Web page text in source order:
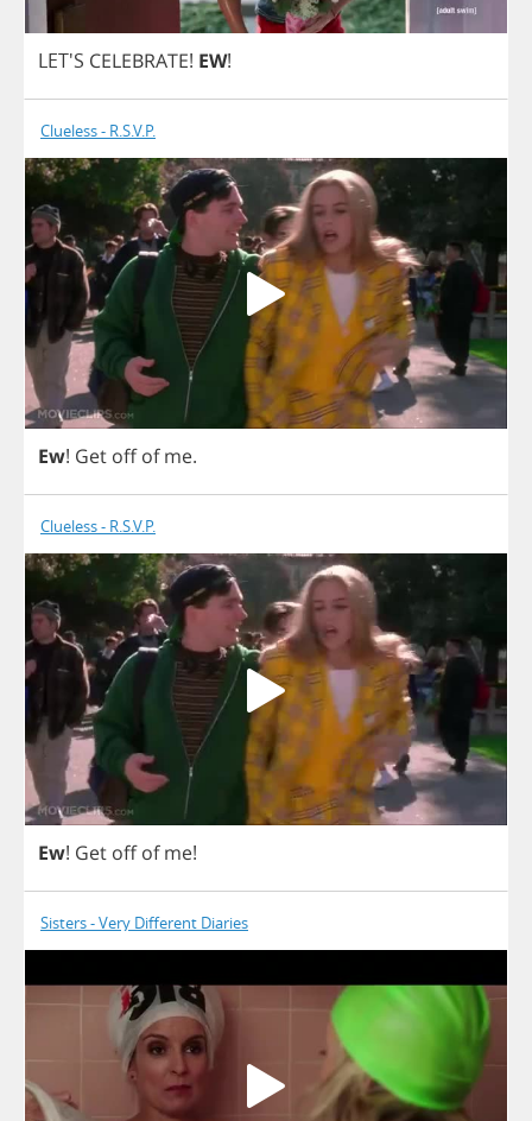
LET'S CELEBRATE! EW!
Clueless - R.S.V.P.
Ew! Get off of me.
Clueless - R.S.V.P.
Ew! Get off of me!
Sisters - Very Different Diaries